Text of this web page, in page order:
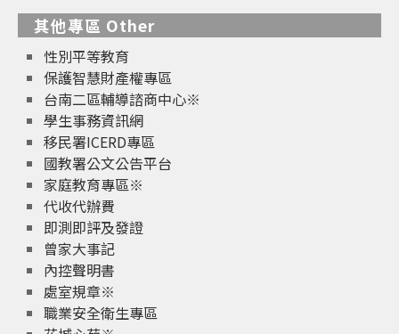
其他專區 Other
性別平等教育
保護智慧財產權專區
台南二區輔導諮商中心※
學生事務資訊網
移民署ICERD專區
國教署公文公告平台
家庭教育專區※
代收代辦費
即測即評及發證
曾家大事記
內控聲明書
處室規章※
職業安全衛生專區